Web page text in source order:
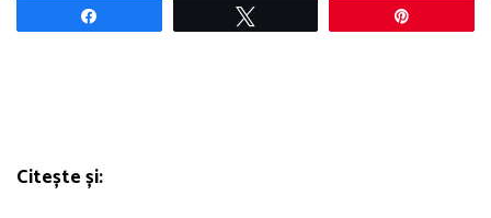
Citește și: